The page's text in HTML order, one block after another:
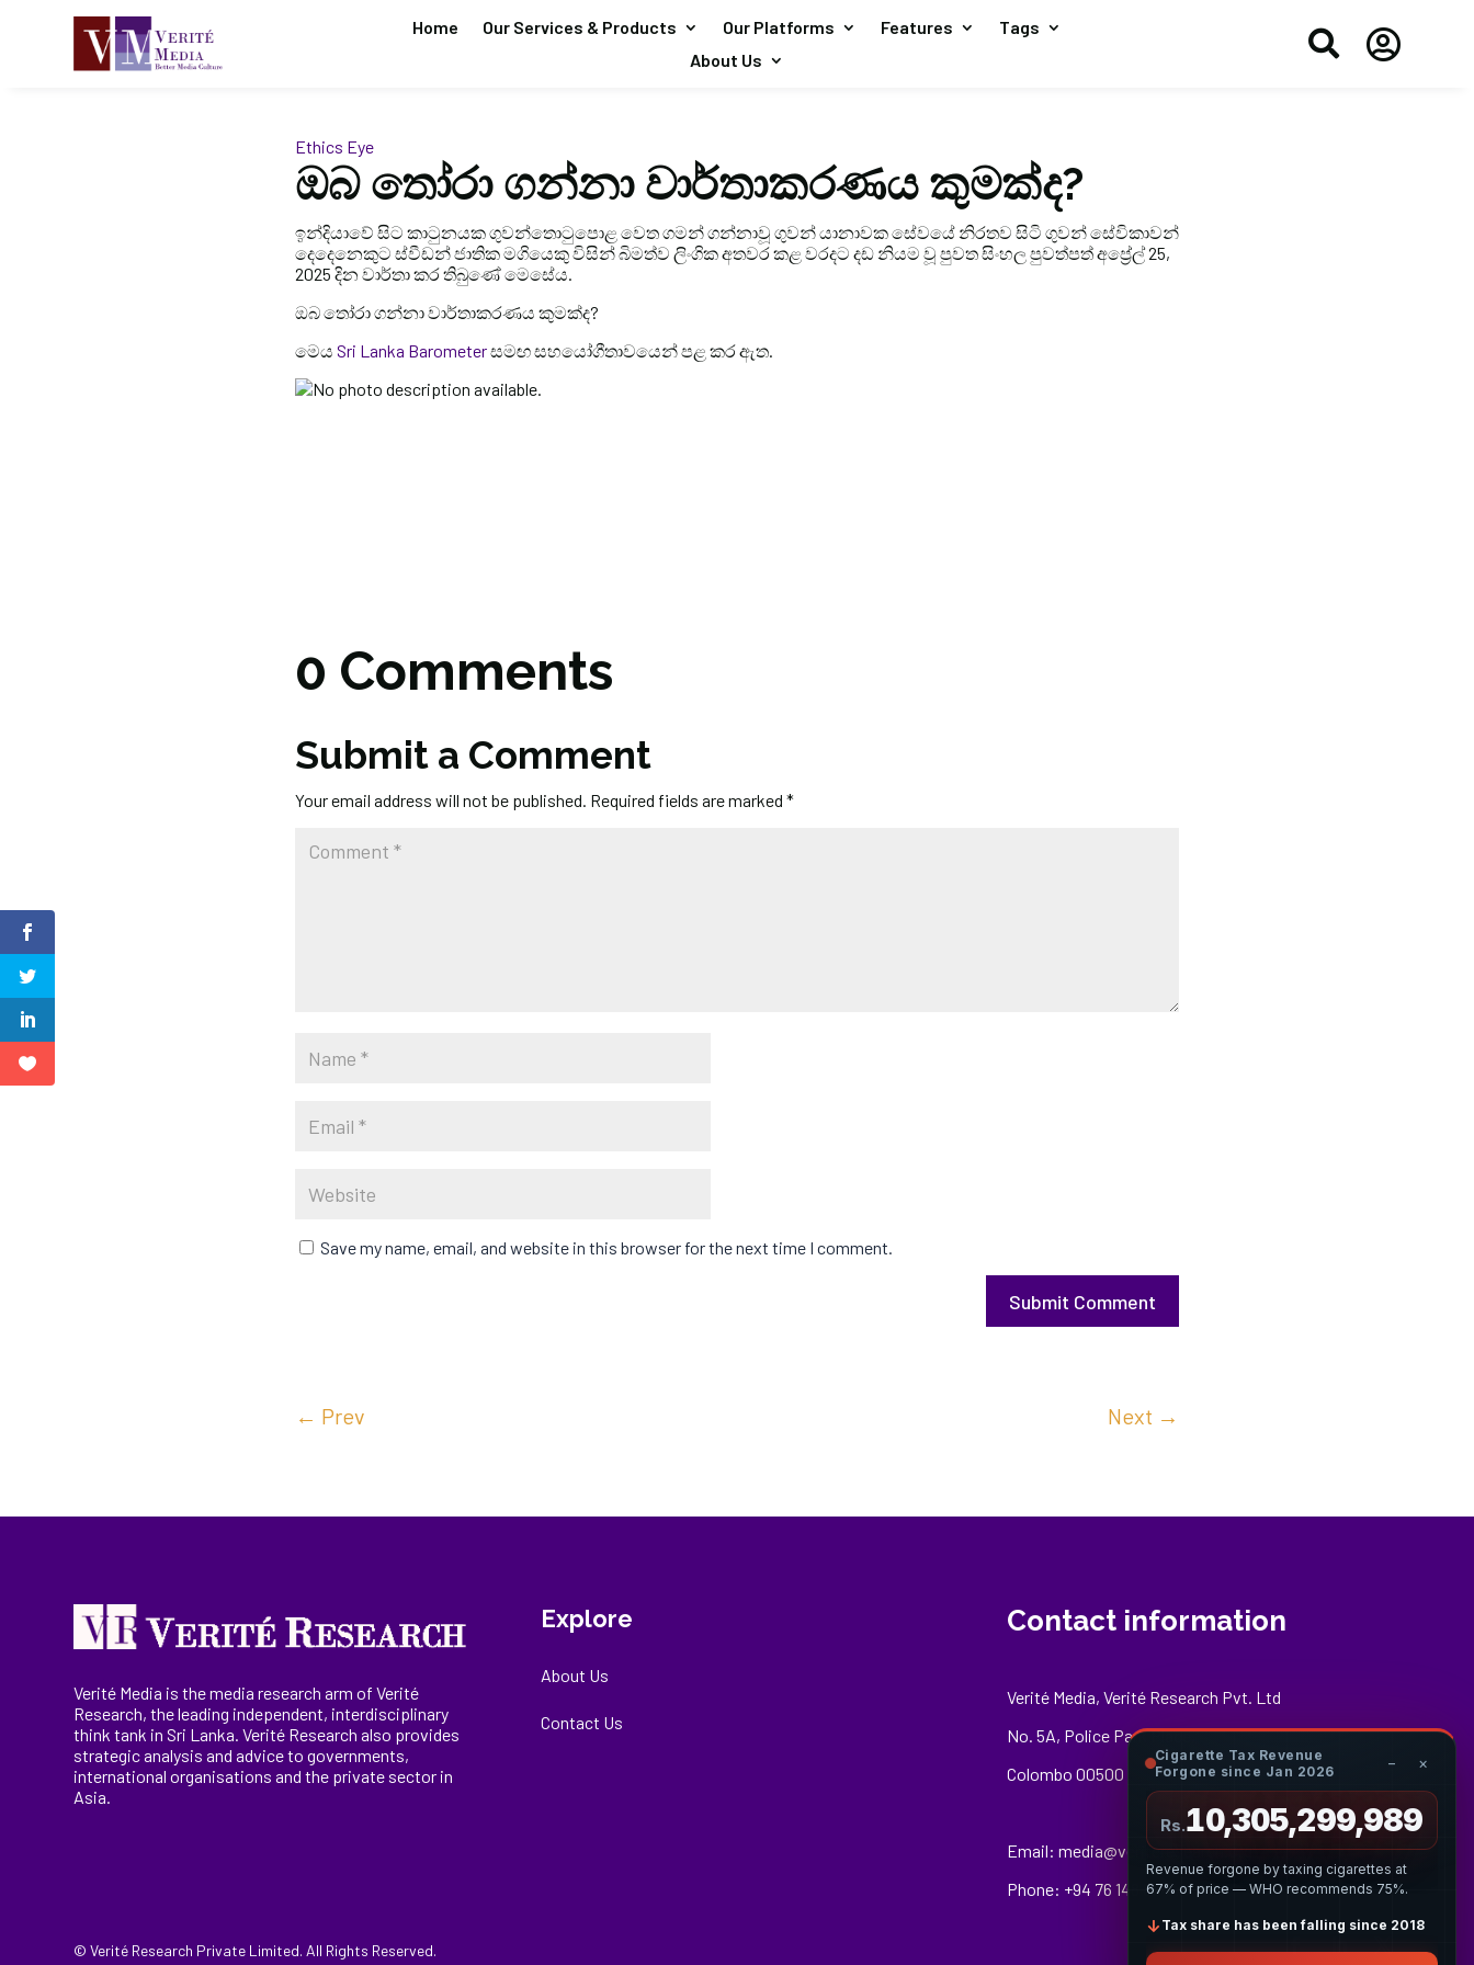
Home Our Services & Products Our Platforms Features
Tags
About Us
 
Ethics Eye
ඔබ තෝරා ගන්නා වාර්තාකරණය කුමක්ද?
ඉන්දියාවේ සිට කාටුනයක ගුවන්තොටුපොළ වෙත ගමන් ගන්නාවූ ගුවන් යානාවක සේවයේ නිරතව සිටි ගුවන් සේවිකාවන්
දෙදෙනෙකුට ස්වීඩන් ජාතික මගියෙකු විසින් බිමත්ව ලිංගික අතවර කළ වරදට දඩ නියම වූ පුවත සිංහල පුවත්පත් අප්‍රේල් 25,
2025 දින වාර්තා කර තිබුණේ මෙසේය.
ඔබ තෝරා ගන්නා වාර්තාකරණය කුමක්ද?
මෙය Sri Lanka Barometerසමඟ සහයෝගීතාවයෙන් පළ කර ඇත.
0 Comments
Submit a Comment
Your email address will not be published. Required fields are marked *
Save my name, email, and website in this browser for the next time I comment.
Submit Comment
← Prev Next →
Verité Media is the media research arm of Verité
Research, theleading independent, interdisciplinary
think tank in Sri Lanka . Verité Research also provides
strategic analysis and advice to governments,
internationalorganisations and the private sector in
Asia.
Explore
About Us
Contact Us
Contact information
Verité Media, Verité Research Pvt. Ltd
No. 5A, Police Park Place,
Colombo 00500
Email: media@veriteresearch.org
Phone: +94 76 148 8544
© Verité Research Private Limited. All Rights Reserved.
Cigarette Tax Revenue
Forgone since Jan 2026
− ×
Rs.10,305,300,207
Revenue forgone by taxing cigarettes at
67% of price — WHO recommends 75%.
↓ Tax share has been falling since 2018